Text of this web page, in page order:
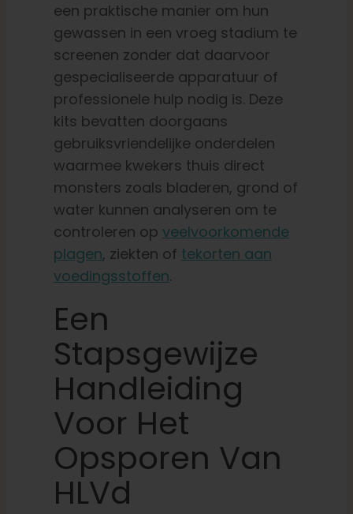
een praktische manier om hun
gewassen in een vroeg stadium te
screenen zonder dat daarvoor
gespecialiseerde apparatuur of
professionele hulp nodig is. Deze
kits bevatten doorgaans
gebruiksvriendelijke onderdelen
waarmee kwekers thuis direct
monsters zoals bladeren, grond of
water kunnen analyseren om te
controleren op veelvoorkomende
plagen, ziekten of tekorten aan
voedingsstoffen.
Een
Stapsgewijze
Handleiding
Voor Het
Opsporen Van
HLVd